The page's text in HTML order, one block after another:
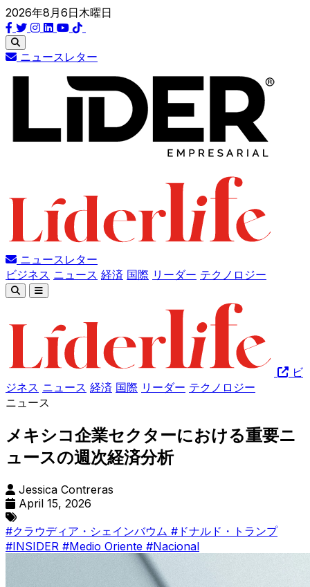
2026年8月6日木曜日
ニュースレター
ニュースレター
ビジネス ニュース 経済 国際 リーダー テクノロジー
ビ
ジネス ニュース 経済 国際 リーダー テクノロジー
ニュース
メキシコ企業セクターにおける重要ニ
ュースの週次経済分析
Jessica Contreras
April 15, 2026
#クラウディア・シェインバウム #ドナルド・トランプ
#INSIDER #Medio Oriente #Nacional